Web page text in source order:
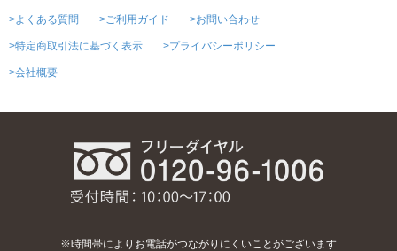
>よくある質問 >ご利用ガイド >お問い合わせ
>特定商取引法に基づく表示 >プライバシーポリシー
>会社概要
※時間帯によりお電話がつながりにくいことがございます